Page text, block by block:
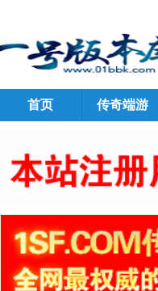
首页 传奇端游